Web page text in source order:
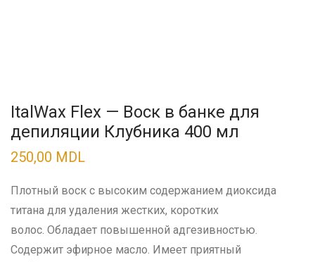
ItalWax Flex — Воск в банке для
депиляции Клубника 400 мл
250,00 MDL
Плотный воск с высоким содержанием диоксида
титана для удаления жестких, коротких
волос. Обладает повышенной адгезивностью.
Содержит эфирное масло. Имеет приятный